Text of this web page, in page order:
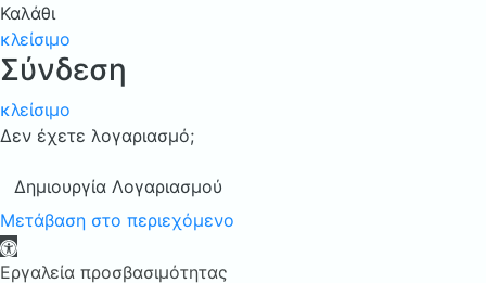
Καλάθι
κλείσιμο
Σύνδεση
κλείσιμο
Δεν έχετε λογαριασμό;
Δημιουργία Λογαριασμού
Μετάβαση στο περιεχόμενο
Ανοίξτε τη γραμμή εργαλείων
Εργαλεία προσβασιμότητας